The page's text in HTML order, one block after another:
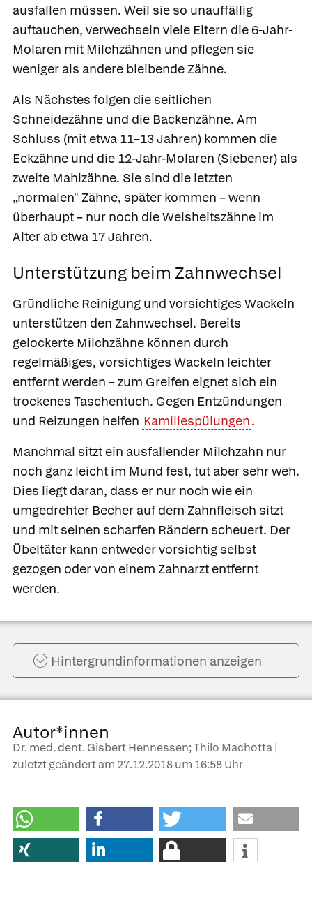
ausfallen müssen. Weil sie so unauffällig
auftauchen, verwechseln viele Eltern die 6-Jahr-
Molaren mit Milchzähnen und pflegen sie
weniger als andere bleibende Zähne.
Als Nächstes folgen die seitlichen
Schneidezähne und die Backenzähne. Am
Schluss (mit etwa 11–13 Jahren) kommen die
Eckzähne und die 12-Jahr-Molaren (Siebener) als
zweite Mahlzähne. Sie sind die letzten
„normalen" Zähne, später kommen – wenn
überhaupt – nur noch die Weisheitszähne im
Alter ab etwa 17 Jahren.
Unterstützung beim Zahnwechsel
Gründliche Reinigung und vorsichtiges Wackeln
unterstützen den Zahnwechsel. Bereits
gelockerte Milchzähne können durch
regelmäßiges, vorsichtiges Wackeln leichter
entfernt werden – zum Greifen eignet sich ein
trockenes Taschentuch. Gegen Entzündungen
und Reizungen helfen Kamillespülungen.
Manchmal sitzt ein ausfallender Milchzahn nur
noch ganz leicht im Mund fest, tut aber sehr weh.
Dies liegt daran, dass er nur noch wie ein
umgedrehter Becher auf dem Zahnfleisch sitzt
und mit seinen scharfen Rändern scheuert. Der
Übeltäter kann entweder vorsichtig selbst
gezogen oder von einem Zahnarzt entfernt
werden.
Hintergrund­informationen anzeigen
Autor*innen
Dr. med. dent. Gisbert Hennessen; Thilo Machotta |
zuletzt geändert am 27.12.2018um 16:58 Uhr